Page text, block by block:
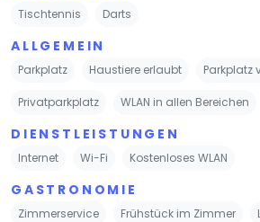
Tischtennis Darts
ALLGEMEIN
Parkplatz Haustiere erlaubt Parkplatz
Privatparkplatz WLAN in allen Bereichen
DIENSTLEISTUNGEN
Internet Wi-Fi Kostenloses WLAN
GASTRONOMIE
Zimmerservice Frühstück im Zimmer